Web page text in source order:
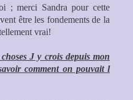
; merci Sandra pour cette
être les fondements de la
vrai!
J y crois depuis mon
comment on pouvait l